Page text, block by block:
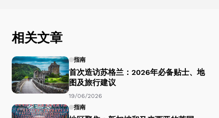
相关文章
指南
首次造访苏格兰：2026年必备贴士、地
图及旅行建议
19/06/2026
指南